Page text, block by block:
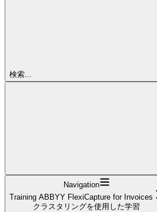
検索...
Navigation
Training ABBYY FlexiCapture for Invoices
クラスタリングを使用した学習